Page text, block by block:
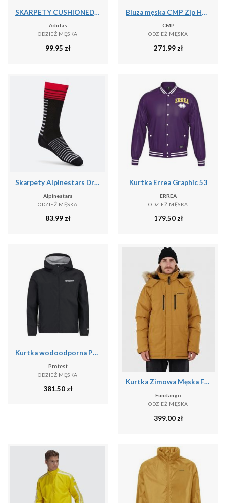
SKARPETY CUSHIONED CREW OPAKOWANIE, 6 PAR
Adidas
ODZIEŻ MĘSKA
99.95 zł
Bluza męska CMP Zip Hood
CMP
ODZIEŻ MĘSKA
271.99zł
Skarpety Alpinestars Drop 19
Alpinestars
ODZIEŻ MĘSKA
83.99zł
Kurtka Errea Graphic 53
ERREA
ODZIEŻ MĘSKA
179.50zł
Kurtka wodoodporna Protest Moil
Protest
ODZIEŻ MĘSKA
381.50zł
Kurtka Zimowa Męska Fundango Spirit
Fundango
ODZIEŻ MĘSKA
399.00 zł